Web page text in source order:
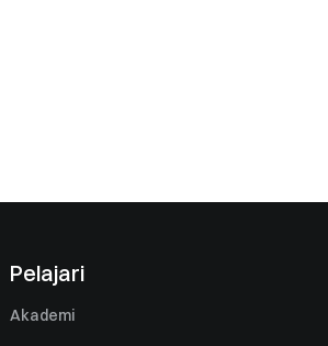
Pelajari
Akademi